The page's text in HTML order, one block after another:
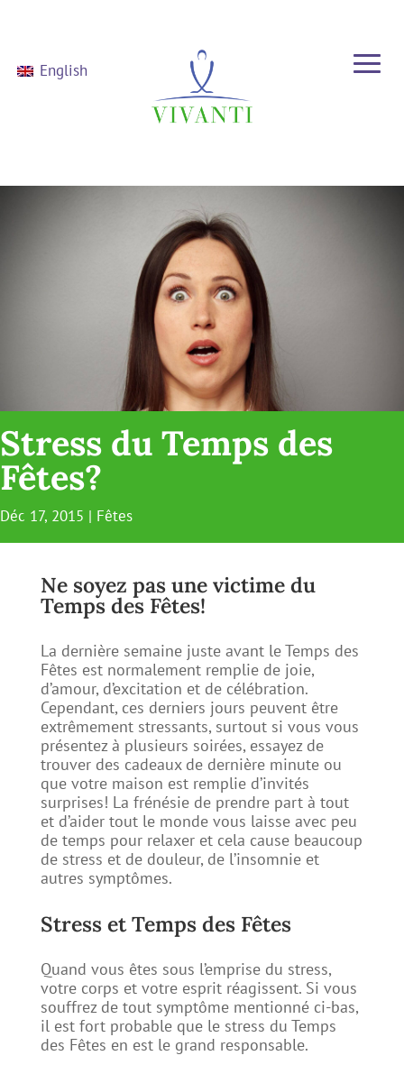
English
Stress du Temps des
Fêtes?
Déc 17, 2015 | Fêtes
Ne soyez pas une victime du
Temps des Fêtes!
La dernière semaine juste avant le Temps des
Fêtes est normalement remplie de joie,
d’amour, d’excitation et de célébration.
Cependant, ces derniers jours peuvent être
extrêmement stressants, surtout si vous vous
présentez à plusieurs soirées, essayez de
trouver des cadeaux de dernière minute ou
que votre maison est remplie d’invités
surprises! La frénésie de prendre part à tout
et d’aider tout le monde vous laisse avec peu
de temps pour relaxer et cela cause beaucoup
de stress et de douleur, de l’insomnie et
autres symptômes.
Stress et Temps des Fêtes
Quand vous êtes sous l’emprise du stress,
votre corps et votre esprit réagissent. Si vous
souffrez de tout symptôme mentionné ci-bas,
il est fort probable que le stress du Temps
des Fêtes en est le grand responsable.